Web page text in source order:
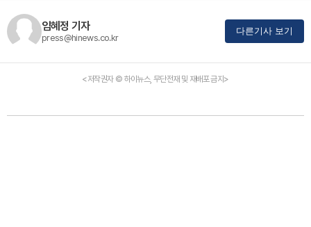
임혜정 기자
press@hinews.co.kr
다른기사 보기
<저작권자 © 하이뉴스, 무단전재 및 재배포 금지>